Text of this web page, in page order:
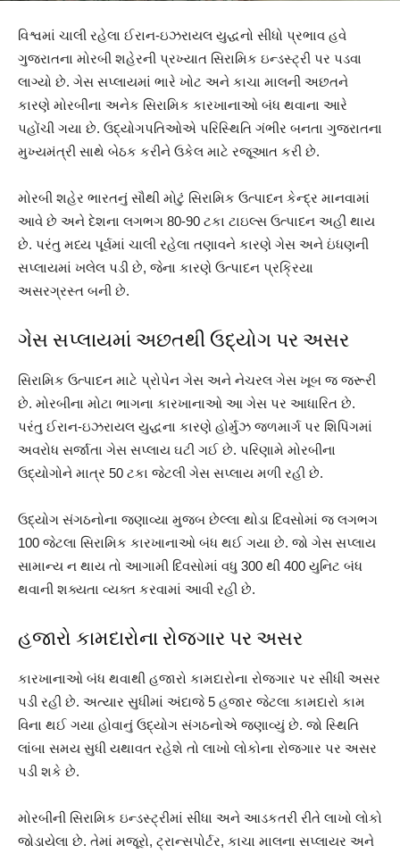
વિશ્વમાં ચાલી રહેલા ઈરાન-ઇઝરાયલ યુદ્ધનો સીધો પ્રભાવ હવે
ગુજરાતના મોરબી શહેરની પ્રખ્યાત સિરામિક ઇન્ડસ્ટ્રી પર પડવા
લાગ્યો છે. ગેસ સપ્લાયમાં ભારે ખોટ અને કાચા માલની અછતને
કારણે મોરબીના અનેક સિરામિક કારખાનાઓ બંધ થવાના આરે
પહોંચી ગયા છે. ઉદ્યોગપતિઓએ પરિસ્થિતિ ગંભીર બનતા ગુજરાતના
મુખ્યમંત્રી સાથે બેઠક કરીને ઉકેલ માટે રજૂઆત કરી છે.
મોરબી શહેર ભારતનું સૌથી મોટું સિરામિક ઉત્પાદન કેન્દ્ર માનવામાં
આવે છે અને દેશના લગભગ 80-90 ટકા ટાઇલ્સ ઉત્પાદન અહીં થાય
છે. પરંતુ મધ્ય પૂર્વમાં ચાલી રહેલા તણાવને કારણે ગેસ અને ઇંધણની
સપ્લાયમાં ખલેલ પડી છે, જેના કારણે ઉત્પાદન પ્રક્રિયા
અસરગ્રસ્ત બની છે.
ગેસ સપ્લાયમાં અછતથી ઉદ્યોગ પર અસર
સિરામિક ઉત્પાદન માટે પ્રોપેન ગેસ અને નેચરલ ગેસ ખૂબ જ જરૂરી
છે. મોરબીના મોટા ભાગના કારખાનાઓ આ ગેસ પર આધારિત છે.
પરંતુ ઈરાન-ઇઝરાયલ યુદ્ધના કારણે હોર્મુઝ જળમાર્ગ પર શિપિંગમાં
અવરોધ સર્જાતા ગેસ સપ્લાય ઘટી ગઈ છે. પરિણામે મોરબીના
ઉદ્યોગોને માત્ર 50 ટકા જેટલી ગેસ સપ્લાય મળી રહી છે.
ઉદ્યોગ સંગઠનોના જણાવ્યા મુજબ છેલ્લા થોડા દિવસોમાં જ લગભગ
100 જેટલા સિરામિક કારખાનાઓ બંધ થઈ ગયા છે. જો ગેસ સપ્લાય
સામાન્ય ન થાય તો આગામી દિવસોમાં વધુ 300 થી 400 યુનિટ બંધ
થવાની શક્યતા વ્યક્ત કરવામાં આવી રહી છે.
હજારો કામદારોના રોજગાર પર અસર
કારખાનાઓ બંધ થવાથી હજારો કામદારોના રોજગાર પર સીધી અસર
પડી રહી છે. અત્યાર સુધીમાં અંદાજે 5 હજાર જેટલા કામદારો કામ
વિના થઈ ગયા હોવાનું ઉદ્યોગ સંગઠનોએ જણાવ્યું છે. જો સ્થિતિ
લાંબા સમય સુધી યથાવત રહેશે તો લાખો લોકોના રોજગાર પર અસર
પડી શકે છે.
મોરબીની સિરામિક ઇન્ડસ્ટ્રીમાં સીધા અને આડકતરી રીતે લાખો લોકો
જોડાયેલા છે. તેમાં મજૂરો, ટ્રાન્સપોર્ટર, કાચા માલના સપ્લાયર અને